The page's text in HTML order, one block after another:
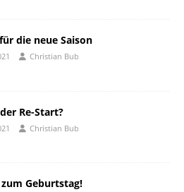
die neue Saison
Christian Bub
Re-Start?
Christian Bub
Geburtstag!